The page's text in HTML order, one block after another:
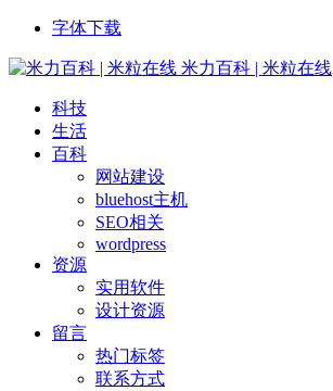
字体下载
米力百科 | 米粒在线
科技
生活
百科
网站建设
bluehost主机
SEO相关
wordpress
资源
实用软件
设计资源
留言
热门标签
联系方式